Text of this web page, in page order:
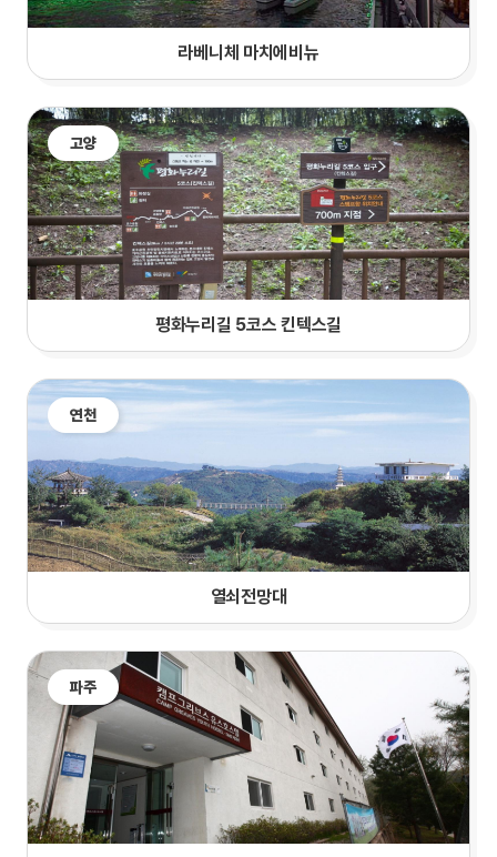
라베니체 마치에비뉴
고양
평화누리길 5코스 킨텍스길
연천
열쇠전망대
파주